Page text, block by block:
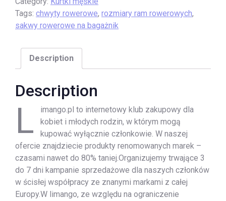
Tags: chwyty rowerowe, rozmiary ram rowerowych,
sakwy rowerowe na bagażnik
Description
Description
L
imango.pl to internetowy klub zakupowy dla
kobiet i młodych rodzin, w którym mogą
kupować wyłącznie członkowie. W naszej
ofercie znajdziecie produkty renomowanych marek –
czasami nawet do 80% taniej.Organizujemy trwające 3
do 7 dni kampanie sprzedażowe dla naszych członków
w ścisłej współpracy ze znanymi markami z całej
Europy.W limango, ze względu na ograniczenie